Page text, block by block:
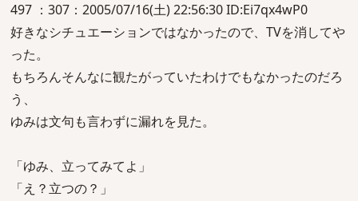
497 ：307：2005/07/16(土) 22:56:30 ID:Ei7qx4wP0
好きなシチュエーションではなかったので、TVを消してや
った。
もちろんそんなに観たがっていたわけでもなかったのだろ
う、
ゆみは文句も言わずに漏れを見た。
「ゆみ、立ってみてよ」
「え？立つの？」